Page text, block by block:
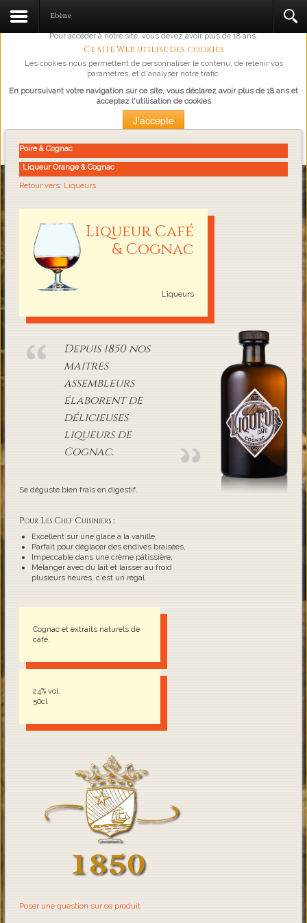
L'abus d'alcool est dangereux pour la santé, à consommer avec
Pour accéder à notre site, vous devez avoir plus de 18 ans.
Ce site Web utilise des cookies
Les cookies nous permettent de personnaliser le contenu, de retenir vos
paramètres, et d'analyser notre trafic.
En poursuivant votre navigation sur ce site, vous déclarez avoir plus de 18 ans et
acceptez l'utilisation de cookies
J'accepte
Plus d'information
Loading...
Ebène
Poire & Cognac
Liqueur Orange & Cognac
Retour vers: Liqueurs
Liqueur Café
& Cognac
Liqueurs
Depuis 1850 nos
maitres
assembleurs
élaborent de
délicieuses
liqueurs de
Cognac.
Se déguste bien frais en digestif.
Pour Les Chef Cuisiniers :
Excellent sur une glace à la vanille,
Parfait pour déglacer des endives braisées,
Impeccable dans une crème pâtissière,
Mélanger avec du lait et laisser au froid
plusieurs heures, c'est un régal.
Cognac et extraits naturels de
café.
24% vol.
50cl
Poser une question sur ce produit